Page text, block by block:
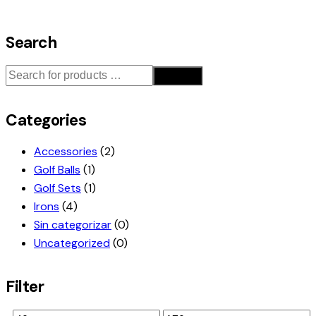
Search
Categories
Accessories (2)
Golf Balls (1)
Golf Sets (1)
Irons (4)
Sin categorizar(0)
Uncategorized(0)
Filter